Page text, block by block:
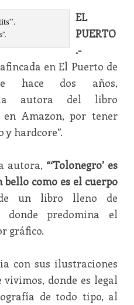
EL
PUERTO
.-
en El Puerto de
hace dos años,
la autora del libro
Amazon, por tener
y hardcore”.
autora, “‘Tolonegro’ es
como es el cuerpo
un libro lleno de
donde predomina el
gráfico.
con sus ilustraciones
donde es legal
de todo tipo, al